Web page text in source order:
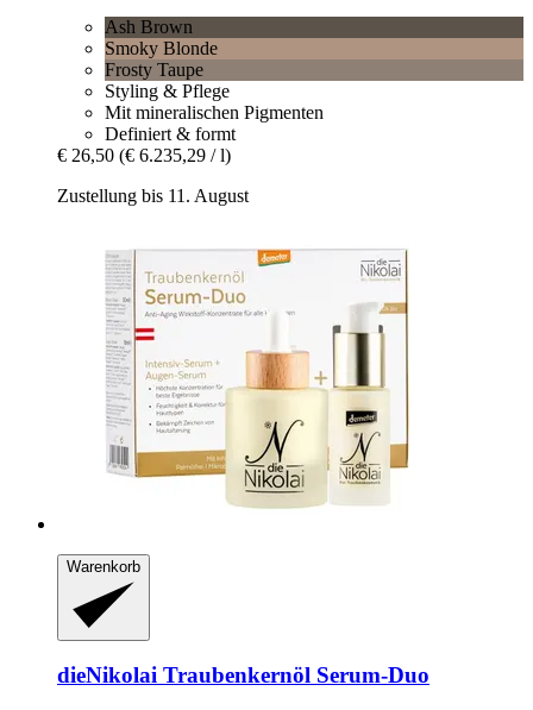
Ash Brown
Smoky Blonde
Frosty Taupe
Styling & Pflege
Mit mineralischen Pigmenten
Definiert & formt
€ 26,50 (€ 6.235,29 / l)
Zustellung bis 11. August
Warenkorb
dieNikolai Traubenkernöl Serum-​Duo